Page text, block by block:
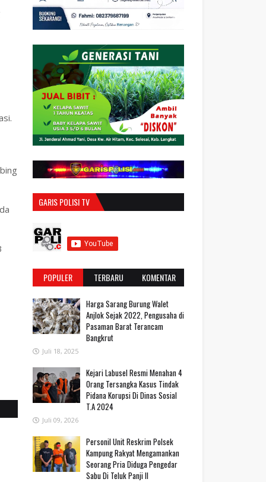
GARIS POLISI TV
POPULER TERBARU KOMENTAR
Harga Sarang Burung Walet
Anjlok Sejak 2022, Pengusaha di
Pasaman Barat Terancam
Bangkrut
Juli 18, 2025
‎Kejari Labusel Resmi Menahan 4
Orang Tersangka Kasus Tindak
Pidana Korupsi Di Dinas Sosial
T.A 2024
Juli 09, 2026
Personil Unit Reskrim Polsek
Kampung Rakyat Mengamankan
Seorang Pria Diduga Pengedar
Sabu Di Teluk Panji II